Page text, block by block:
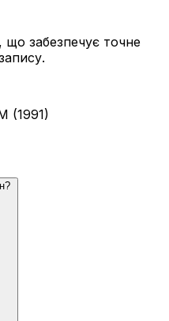
що забезпечує точне
(1991)